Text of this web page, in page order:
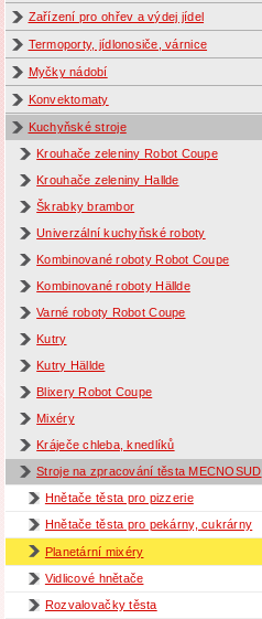
Zařízení pro ohřev a výdej jídel
Termoporty, jídlonosiče, várnice
Myčky nádobí
Konvektomaty
Kuchyňské stroje
Krouhače zeleniny Robot Coupe
Krouhače zeleniny Hallde
Škrabky brambor
Univerzální kuchyňské roboty
Kombinované roboty Robot Coupe
Kombinované roboty Hällde
Varné roboty Robot Coupe
Kutry
Kutry Hällde
Blixery Robot Coupe
Mixéry
Kráječe chleba, knedlíků
Stroje na zpracování těsta MECNOSUD
Hnětače těsta pro pizzerie
Hnětače těsta pro pekárny, cukrárny
Planetární mixéry
Vidlicové hnětače
Rozvalovačky těsta